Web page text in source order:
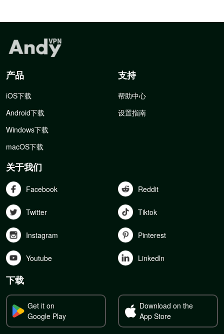
产品
iOS下载
Android下载
Windows下载
macOS下载
支持
帮助中心
设置指南
关于我们
Facebook Reddit
Twitter Tiktok
Instagram Pinterest
Youtube Linkedln
下载
Get it on
Google Play
Download on the
App Store